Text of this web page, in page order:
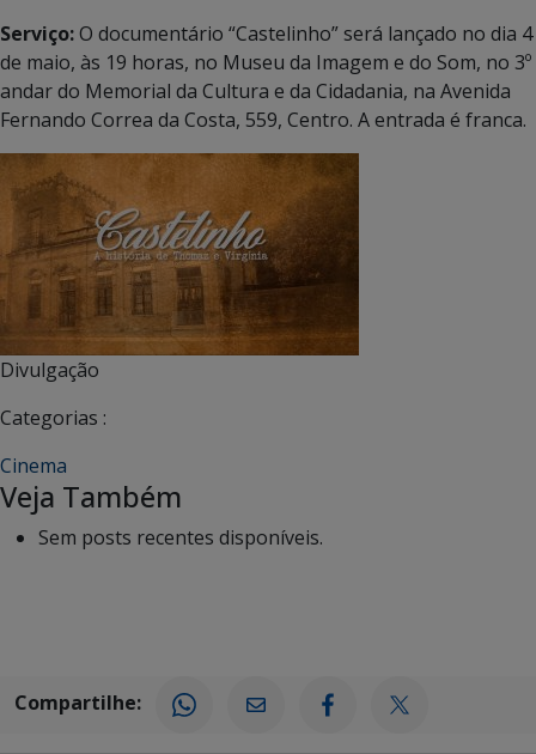
Serviço:O documentário “Castelinho” será lançado no dia 4
de maio, às 19 horas, no Museu da Imagem e do Som, no 3º
andar do Memorial da Cultura e da Cidadania, na Avenida
Fernando Correa da Costa, 559, Centro. A entrada é franca.
Divulgação
Categorias :
Cinema
Veja Também
Sem posts recentes disponíveis.
Compartilhe: